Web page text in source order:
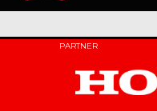
PARTNER